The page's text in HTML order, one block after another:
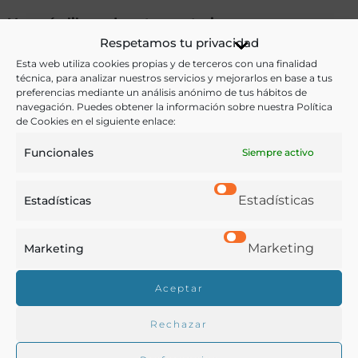
Respetamos tu privacidad
Esta web utiliza cookies propias y de terceros con una finalidad
técnica, para analizar nuestros servicios y mejorarlos en base a tus
preferencias mediante un análisis anónimo de tus hábitos de
navegación. Puedes obtener la información sobre nuestra Política
de Cookies en el siguiente enlace:
Funcionales Siempre activo
Estadísticas Estadísticas
Marketing Marketing
Aceptar
Rechazar
Ver más libros de estas materias:
Agricultura,Economía y Comercio,Legislación
Ver más libros con las palabras clave:
La Rioja
Buscar en la biblioteca
Biblioteca digital Duque de Ahumada